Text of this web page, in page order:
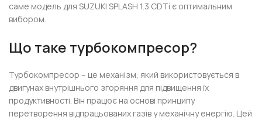
саме модель для SUZUKI SPLASH 1.3 CDTi є оптимальним
вибором.
Що таке турбокомпресор?
Турбокомпресор – це механізм, який використовується в
двигунах внутрішнього згоряння для підвищення їх
продуктивності. Він працює на основі принципу
перетворення відпрацьованих газів у механічну енергію. Цей